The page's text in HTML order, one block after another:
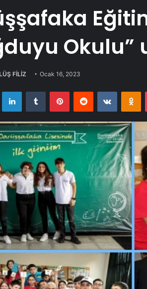
Okulu”
FİLİZ Ocak 16, 2023
LinkedInTumblr PinterestReddit